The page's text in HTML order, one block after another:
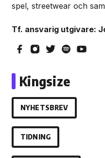
spel, streetwear och
Tf. ansvarig utgivare:
Kingsize
NYHETSBREV
TIDNING